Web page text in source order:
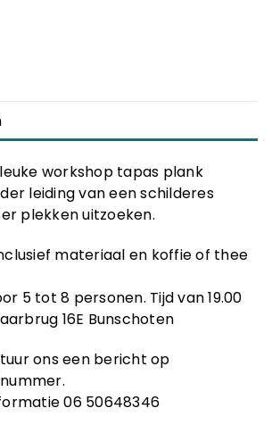
workshop tapas plank
leiding van een schilderes
plekken uitzoeken.
materiaal en koffie of thee
5 tot 8 personen. Tijd van 19.00
16E Bunschoten
ons een bericht op
06 50648346